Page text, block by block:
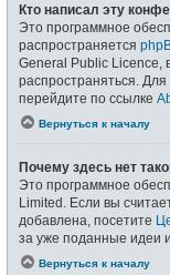
Кто написал эту
Это программное
распространяется
General Public Licence,
распространяться.
перейдите по ссылке
Вернуться к началу
Почему здесь нет
Это программное
Limited. Если вы
добавлена, посетите
за уже поданные идеи
Вернуться к началу